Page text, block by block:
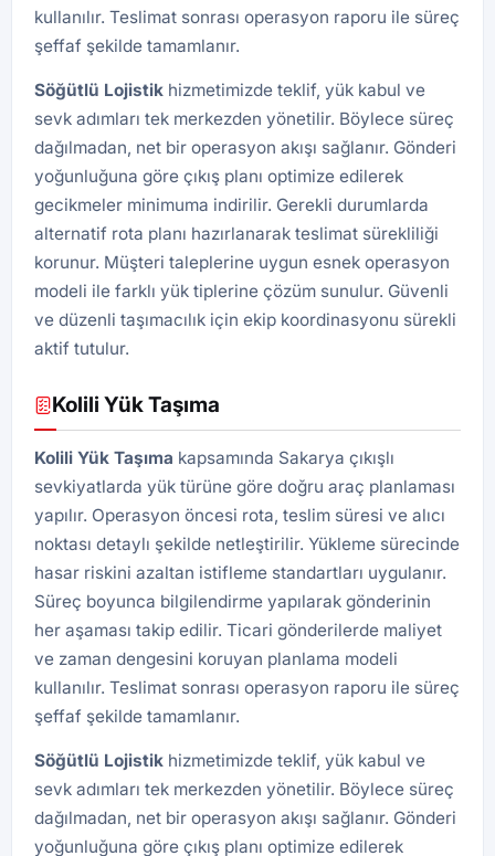
kullanılır. Teslimat sonrası operasyon raporu ile süreç
şeffaf şekilde tamamlanır.
Söğütlü Lojistik hizmetimizde teklif, yük kabul ve
sevk adımları tek merkezden yönetilir. Böylece süreç
dağılmadan, net bir operasyon akışı sağlanır. Gönderi
yoğunluğuna göre çıkış planı optimize edilerek
gecikmeler minimuma indirilir. Gerekli durumlarda
alternatif rota planı hazırlanarak teslimat sürekliliği
korunur. Müşteri taleplerine uygun esnek operasyon
modeli ile farklı yük tiplerine çözüm sunulur. Güvenli
ve düzenli taşımacılık için ekip koordinasyonu sürekli
aktif tutulur.
Kolili Yük Taşıma
Kolili Yük Taşıma kapsamında Sakarya çıkışlı
sevkiyatlarda yük türüne göre doğru araç planlaması
yapılır. Operasyon öncesi rota, teslim süresi ve alıcı
noktası detaylı şekilde netleştirilir. Yükleme sürecinde
hasar riskini azaltan istifleme standartları uygulanır.
Süreç boyunca bilgilendirme yapılarak gönderinin
her aşaması takip edilir. Ticari gönderilerde maliyet
ve zaman dengesini koruyan planlama modeli
kullanılır. Teslimat sonrası operasyon raporu ile süreç
şeffaf şekilde tamamlanır.
Söğütlü Lojistik hizmetimizde teklif, yük kabul ve
sevk adımları tek merkezden yönetilir. Böylece süreç
dağılmadan, net bir operasyon akışı sağlanır. Gönderi
yoğunluğuna göre çıkış planı optimize edilerek